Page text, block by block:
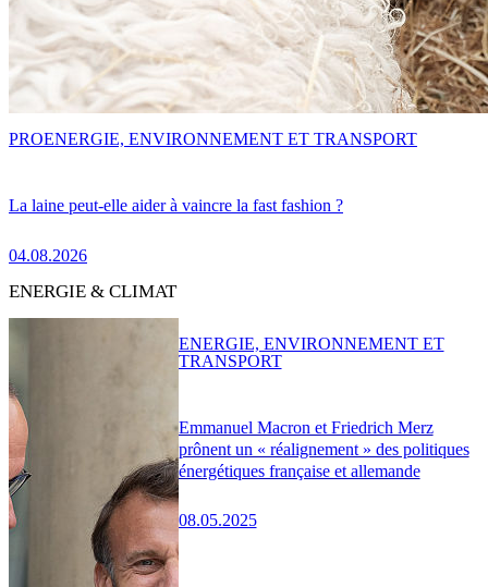
La laine peut-elle aider à vaincre la fast fashion ?
04.08.2026
PROENERGIE, ENVIRONNEMENT ET TRANSPORT
ENERGIE & CLIMAT
Emmanuel Macron et Friedrich Merz
prônent un « réalignement » des politiques
énergétiques française et allemande
08.05.2025
ENERGIE, ENVIRONNEMENT ET
TRANSPORT